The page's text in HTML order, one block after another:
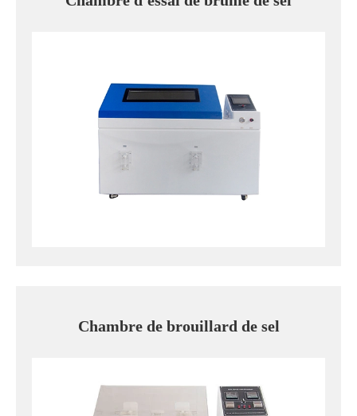
Chambre de brouillard de sel